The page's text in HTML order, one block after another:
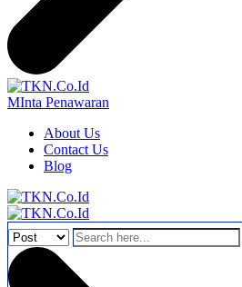
MInta Penawaran
About Us
Contact Us
Blog